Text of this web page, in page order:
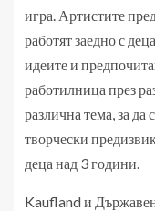
игра. Артистите
работят заедно с
идеите и
работилница през
различна тема, за да
творчески
деца над 3 години.
Kaufland и